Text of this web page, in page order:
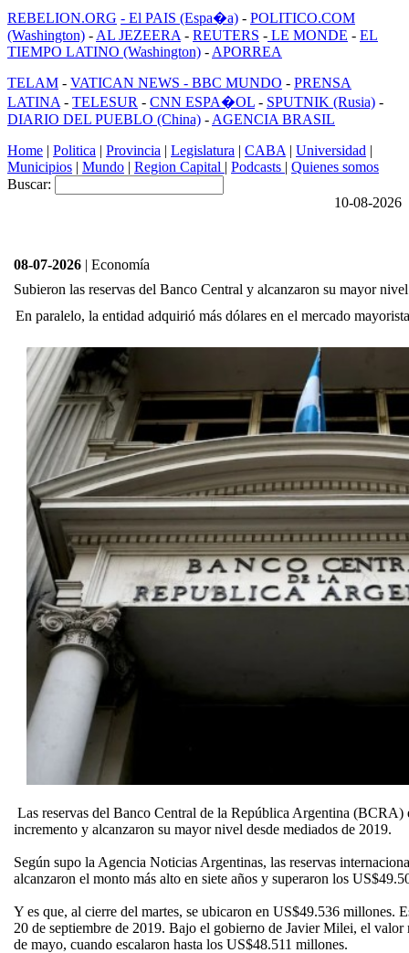
REBELION.ORG - El PAIS (Espa�a) - POLITICO.COM
(Washington) - AL JEZEERA - REUTERS - LE MONDE - EL
TIEMPO LATINO (Washington) - APORREA
TELAM - VATICAN NEWS - BBC MUNDO - PRENSA
LATINA - TELESUR - CNN ESPA�OL - SPUTNIK (Rusia) -
DIARIO DEL PUEBLO (China) - AGENCIA BRASIL
Home | Politica | Provincia | Legislatura | CABA | Universidad |
Municipios | Mundo | Region Capital | Podcasts | Quienes somos
Buscar:
10-08-2026
08-07-2026 | Economía
Subieron las reservas del Banco Central y alcanzaron su mayor
En paralelo, la entidad adquirió más dólares en el mercado
Las reservas del Banco Central de la República Argentina (BCRA)
incremento y alcanzaron su mayor nivel desde mediados de 2019.
Según supo la Agencia Noticias Argentinas, las reservas
alcanzaron el monto más alto en siete años y superaron los
Y es que, al cierre del martes, se ubicaron en US$49.536 millones.
20 de septiembre de 2019. Bajo el gobierno de Javier Milei, el valor
de mayo, cuando escalaron hasta los US$48.511 millones.